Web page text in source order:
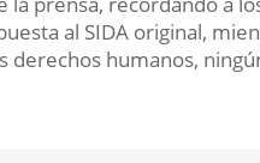
al SIDA original,
derechos humanos,